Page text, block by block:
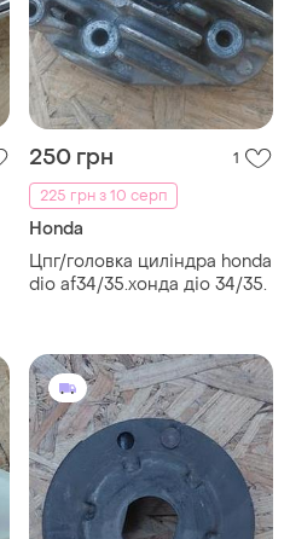
250 грн
1
225 грн з 10 серп
Honda
Цпг/головка циліндра honda
dio af34/35.хонда діо 34/35.